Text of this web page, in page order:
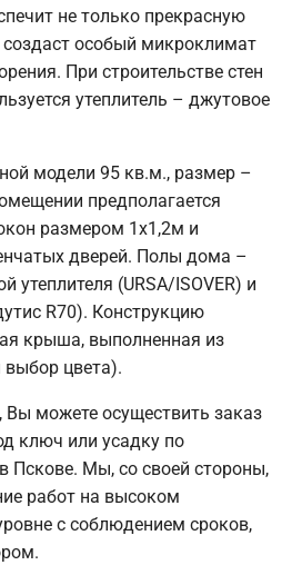
не только прекрасную
особый микроклимат
При строительстве стен
утеплитель – джутовое
модели 95 кв.м., размер –
предполагается
размером 1х1,2м и
дверей. Полы дома –
утеплителя (URSA/ISOVER) и
R70). Конструкцию
крыша, выполненная из
цвета).
можете осуществить заказ
ключ или усадку по
Мы, со своей стороны,
работ на высоком
с соблюдением сроков,